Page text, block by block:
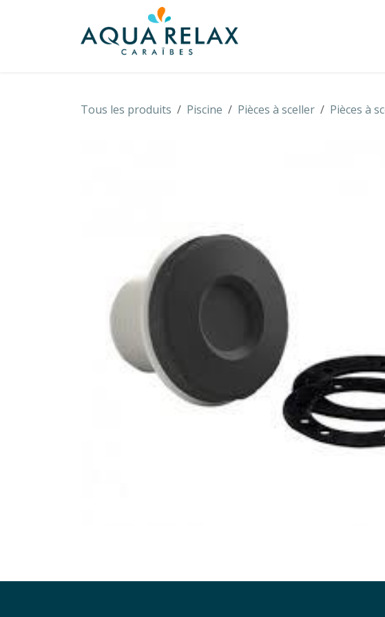
Tous les produits Piscine Pièces à sceller Pièces à